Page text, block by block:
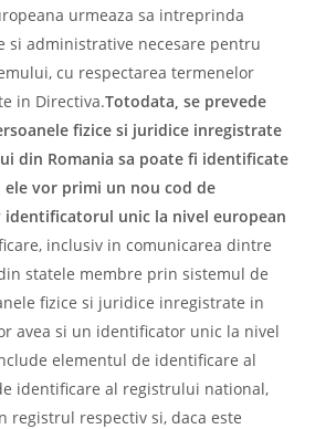
urmeaza sa intreprinda
si administrative necesare pentru
cu respectarea termenelor
in Directiva.Totodata, se prevede
fizice si juridice inregistrate
din Romania sa poate fi identificate
vor primi un nou cod de
unic la nivel european
inclusiv in comunicarea dintre
statele membre prin sistemul de
fizice si juridice inregistrate in
avea si un identificator unic la nivel
elementul de identificare al
identificare al registrului national,
registrul respectiv si, daca este